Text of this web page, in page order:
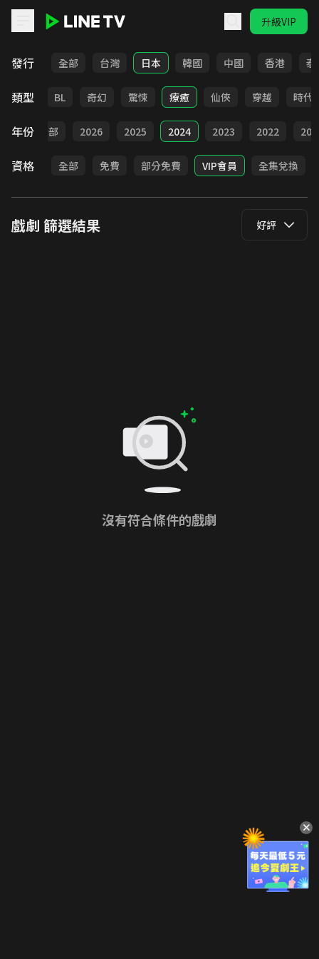
升級VIP
發行 全部 台灣 日本 韓國 中國 香港 泰
類型
勵志 BL 奇幻 驚悚 療癒 仙俠 穿越 時代
年份 全部 2026 2025 2024 2023 2022
資格 全部 免費 部分免費 VIP會員 全集兌換
戲劇 篩選結果 好評
沒有符合條件的戲劇